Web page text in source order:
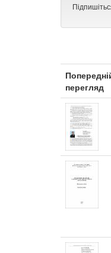
перегляд